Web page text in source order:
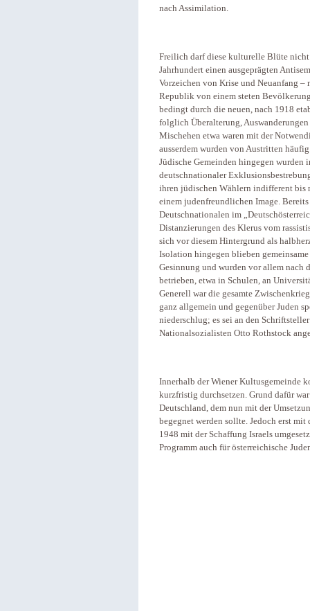
nach Assimilation.
Freilich darf diese kulturelle Blüte nicht
Jahrhundert einen ausgeprägten
Vorzeichen von Krise und Neuanfang –
Republik von einem steten
bedingt durch die neuen, nach 1918
folglich Überalterung,
Mischehen etwa waren mit der
ausserdem wurden von Austritten
Jüdische Gemeinden hingegen wurden
deutschnationaler
ihren jüdischen Wählern indifferent bis
einem judenfreundlichen Image.
Deutschnationalen im
Distanzierungen des Klerus vom
sich vor diesem Hintergrund als
Isolation hingegen blieben
Gesinnung und wurden vor allem nach
betrieben, etwa in Schulen, an
Generell war die gesamte
ganz allgemein und gegenüber Juden
niederschlug; es sei an den
Nationalsozialisten Otto Rothstock
Innerhalb der Wiener Kultusgemeinde
kurzfristig durchsetzen. Grund dafür
Deutschland, dem nun mit der
begegnet werden sollte. Jedoch erst mit
1948 mit der Schaffung Israels
Programm auch für österreichische